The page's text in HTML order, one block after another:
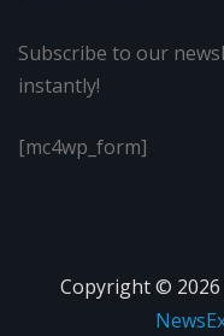
Subscribe to our
instantly!
[mc4wp_form]
Copyright ©